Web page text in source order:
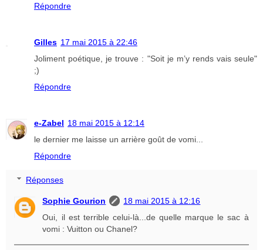
Répondre
Gilles 17 mai 2015 à 22:46
Joliment poétique, je trouve : "Soit je m’y rends vais seule"
;)
Répondre
e-Zabel 18 mai 2015 à 12:14
le dernier me laisse un arrière goût de vomi...
Répondre
Réponses
Sophie Gourion
18 mai 2015 à 12:16
Oui, il est terrible celui-là...de quelle marque le sac à
vomi : Vuitton ou Chanel?